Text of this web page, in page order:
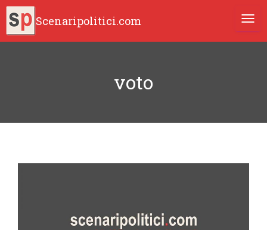
Scenaripolitici.com
voto